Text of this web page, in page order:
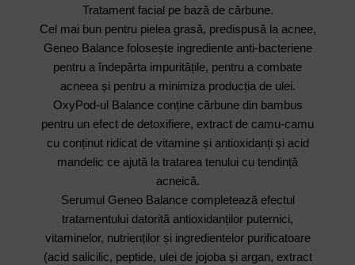
Tratament facial pe bază de cărbune.
Cel mai bun pentru pielea grasă, predispusă la acnee,
Geneo Balance folosește ingrediente anti-bacteriene
pentru a îndepărta impuritățile, pentru a combate
acneea și pentru a minimiza producția de ulei.
OxyPod-ul Balance conține cărbune din bambus
pentru un efect de detoxifiere, extract de camu-camu
cu conținut ridicat de vitamine și antioxidanți și acid
mandelic ce ajută la tratarea tenului cu tendință
acneică.
Serumul Geneo Balance completează efectul
tratamentului datorită antioxidanților puternici,
vitaminelor, nutrienților și ingredientelor purificatoare
(acid salicilic, peptide, ulei de jojoba și argan, extract